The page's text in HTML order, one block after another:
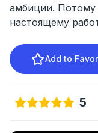
амбиции.
настоящему
Add to
5